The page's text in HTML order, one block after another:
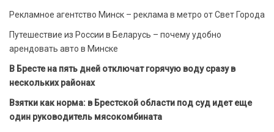
Рекламное агентство Минск – реклама в метро от Свет Города
Путешествие из России в Беларусь – почему удобно
арендовать авто в Минске
В Бресте на пять дней отключат горячую воду сразу в
нескольких районах
Взятки как норма: в Брестской области под суд идет еще
один руководитель мясокомбината